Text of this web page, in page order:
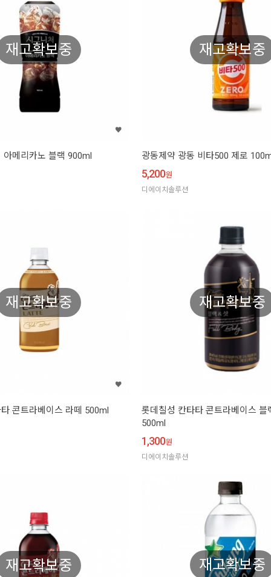
재고확보중
아메리카노 블랙 900ml
재고확보중
광동제약 광동 비타500 제로
5,200원
디에이치솔루션
재고확보중
콘트라베이스 라떼 500ml
재고확보중
롯데칠성 칸타타 콘트라베이스 블
500ml
1,300원
디에이치솔루션
재고확보중 재고확보중